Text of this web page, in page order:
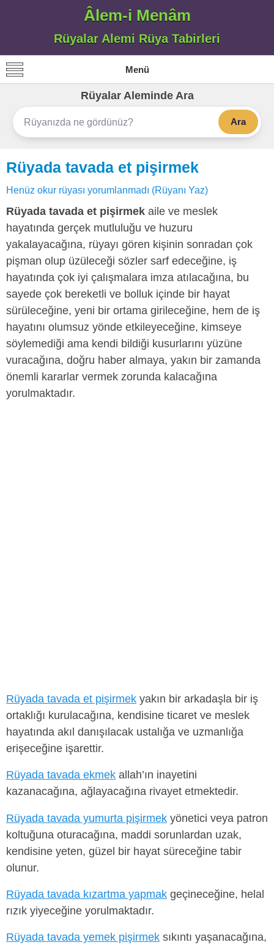
Âlem-i Menâm
Rüyalar Alemi Rüya Tabirleri
Menü
Rüyalar Aleminde Ara
Ara
Rüyada tavada et pişirmek
Henüz okur rüyası yorumlanmadı (Rüyanı Yaz)
Rüyada tavada et pişirmek aile ve meslek
hayatında gerçek mutluluğu ve huzuru
yakalayacağına, rüyayı gören kişinin sonradan çok
pişman olup üzüleceği sözler sarf edeceğine, iş
hayatında çok iyi çalışmalara imza atılacağına, bu
sayede çok bereketli ve bolluk içinde bir hayat
sürüleceğine, yeni bir ortama girileceğine, hem de iş
hayatını olumsuz yönde etkileyeceğine, kimseye
söylemediği ama kendi bildiği kusurlarını yüzüne
vuracağına, doğru haber almaya, yakın bir zamanda
önemli kararlar vermek zorunda kalacağına
yorulmaktadır.
Rüyada tavada et pişirmek yakın bir arkadaşla bir iş
ortaklığı kurulacağına, kendisine ticaret ve meslek
hayatında akıl danışılacak ustalığa ve uzmanlığa
erişeceğine işarettir.
Rüyada tavada ekmek allah’ın inayetini
kazanacağına, ağlayacağına rivayet etmektedir.
Rüyada tavada yumurta pişirmek yönetici veya patron
koltuğuna oturacağına, maddi sorunlardan uzak,
kendisine yeten, güzel bir hayat süreceğine tabir
olunur.
Rüyada tavada kızartma yapmak geçineceğine, helal
rızık yiyeceğine yorulmaktadır.
Rüyada tavada yemek pişirmek sıkıntı yaşanacağına,